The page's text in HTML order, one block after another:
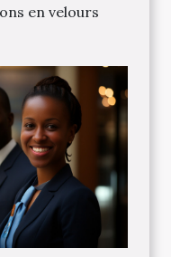
en velours